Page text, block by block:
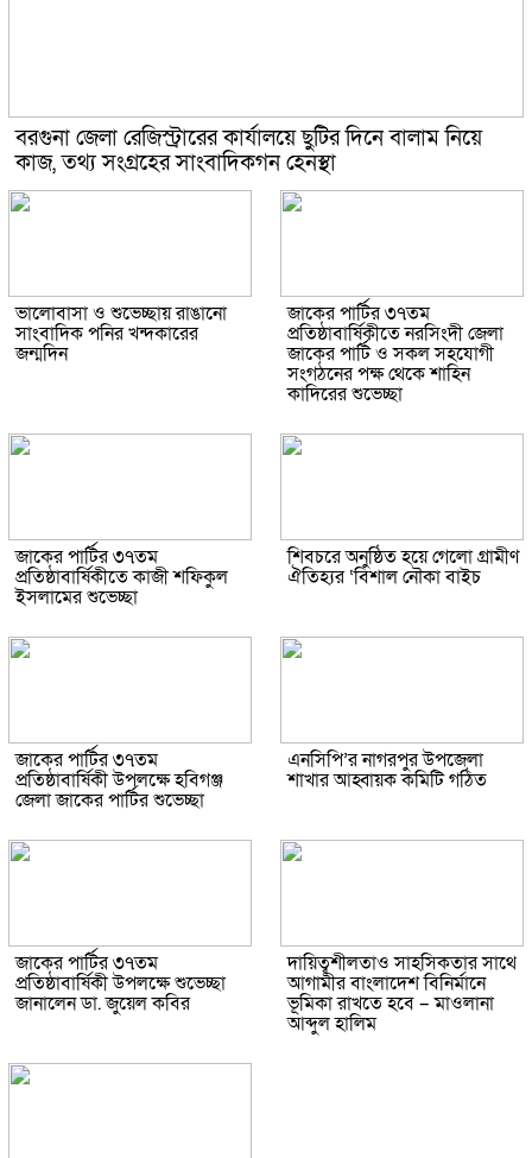
বরগুনা জেলা রেজিস্ট্রারের কার্যালয়ে ছুটির দিনে বালাম নিয়ে
কাজ, তথ্য সংগ্রহের সাংবাদিকগন হেনস্থা
ভালোবাসা ও শুভেচ্ছায় রাঙানো
সাংবাদিক পনির খন্দকারের
জন্মদিন
জাকের পার্টির ৩৭তম
প্রতিষ্ঠাবার্ষিকীতে নরসিংদী জেলা
জাকের পার্টি ও সকল সহযোগী
সংগঠনের পক্ষ থেকে শাহিন
কাদিরের শুভেচ্ছা
জাকের পার্টির ৩৭তম
প্রতিষ্ঠাবার্ষিকীতে কাজী শফিকুল
ইসলামের শুভেচ্ছা
শিবচরে অনুষ্ঠিত হয়ে গেলো গ্রামীণ
ঐতিহ্যর ‘বিশাল নৌকা বাইচ
জাকের পার্টির ৩৭তম
প্রতিষ্ঠাবার্ষিকী উপলক্ষে হবিগঞ্জ
জেলা জাকের পার্টির শুভেচ্ছা
এনসিপি’র নাগরপুর উপজেলা
শাখার আহ্বায়ক কমিটি গঠিত
জাকের পার্টির ৩৭তম
প্রতিষ্ঠাবার্ষিকী উপলক্ষে শুভেচ্ছা
জানালেন ডা. জুয়েল কবির
দায়িত্বশীলতাও সাহসিকতার সাথে
আগামীর বাংলাদেশ বিনির্মানে
ভূমিকা রাখতে হবে – মাওলানা
আব্দুল হালিম